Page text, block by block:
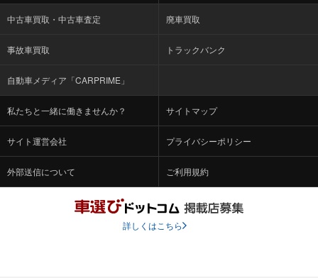
中古車買取・中古車査定 廃車買取
事故車買取 トラックバンク
自動車メディア「CARPRIME」
私たちと一緒に働きませんか？ サイトマップ
サイト運営会社 プライバシーポリシー
外部送信について ご利用規約
詳しくはこちら